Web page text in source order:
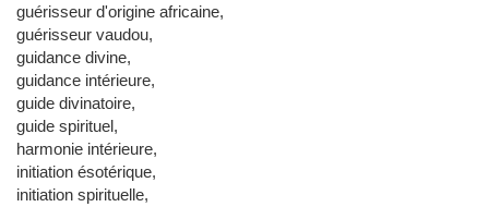
guérisseur d'origine africaine,
guérisseur vaudou,
guidance divine,
guidance intérieure,
guide divinatoire,
guide spirituel,
harmonie intérieure,
initiation ésotérique,
initiation spirituelle,